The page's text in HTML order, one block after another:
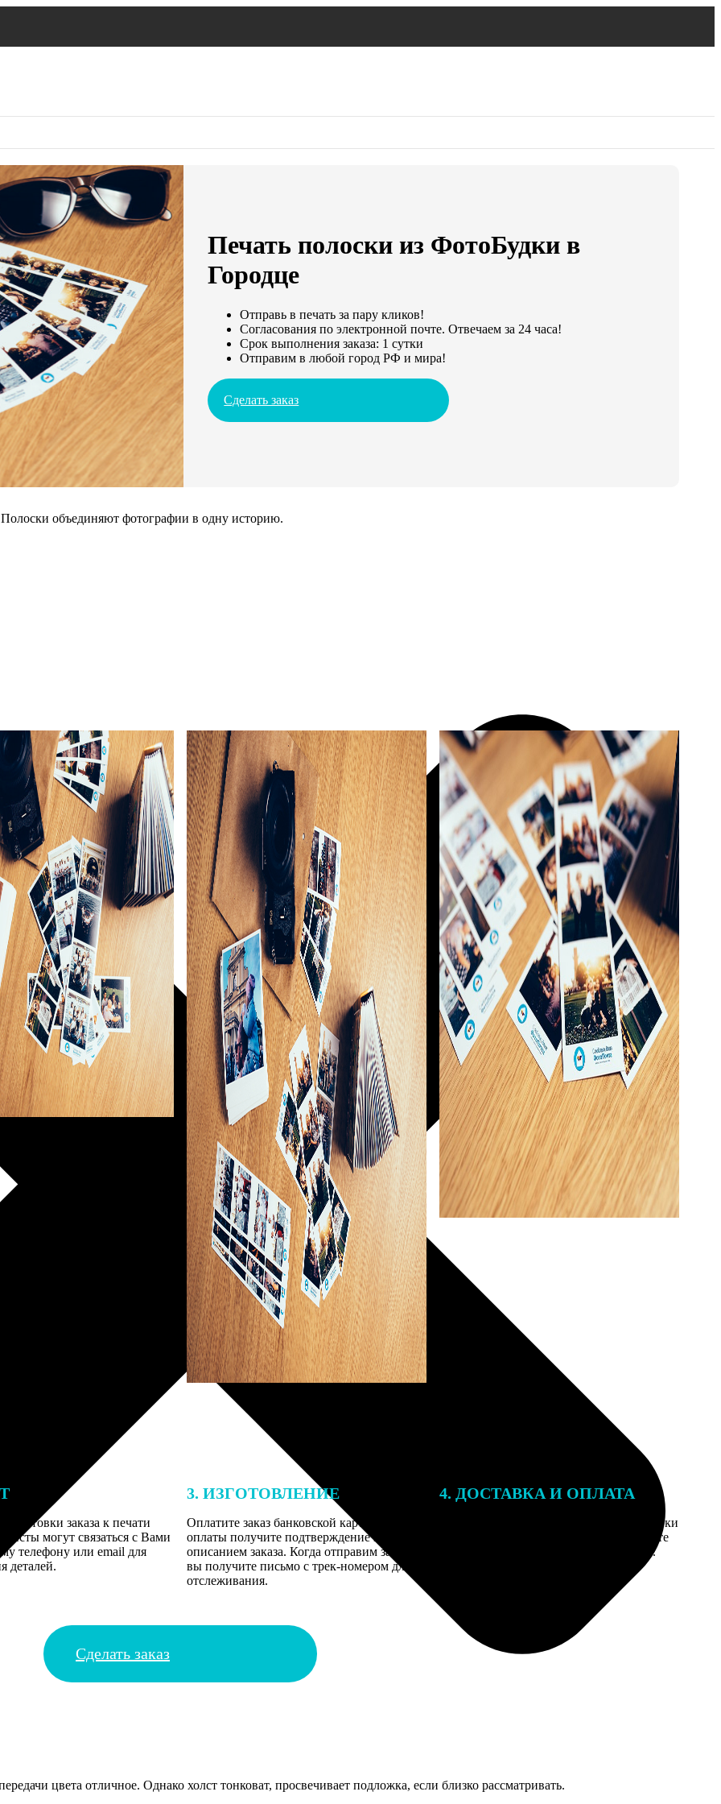
Печать полоски из ФотоБудки в
Городце
Отправь в печать за пару кликов!
Согласования по электронной почте. Отвечаем за 24 часа!
Срок выполнения заказа: 1 сутки
Отправим в любой город РФ и мира!
Сделать заказ
объединяют фотографии в одну историю.
заказа к печати
могут связаться с Вами
телефону или email для
деталей.
3. ИЗГОТОВЛЕНИЕ
Оплатите заказ банковской картой. После
оплаты получите подтверждение на email с
описанием заказа. Когда отправим заказ
вы получите письмо с трек-номером для
отслеживания.
4. ДОСТАВКА И ОПЛАТА
Введите адрес и выберите способ доставки
заказа. Если у вас есть промокод, введите
его в специальное поле для промокода.
Сделать заказ
цвета отличное. Однако холст тонковат, просвечивает подложка, если близко рассматривать.